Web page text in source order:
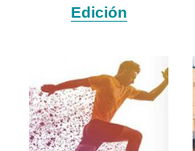
Edición